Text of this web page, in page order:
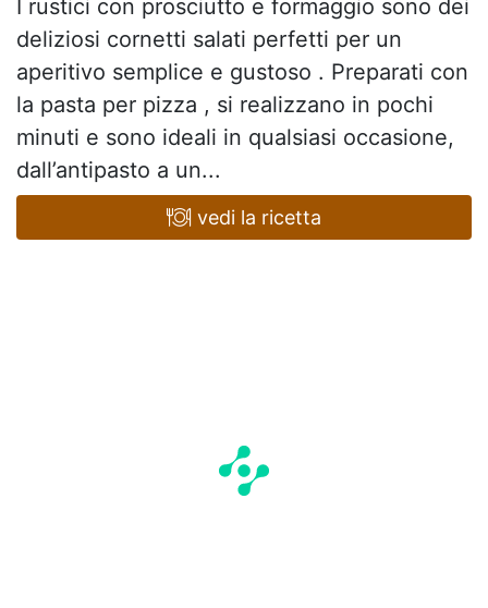
I rustici con prosciutto e formaggio sono dei
deliziosi cornetti salati perfetti per un
aperitivo semplice e gustoso . Preparati con
la pasta per pizza , si realizzano in pochi
minuti e sono ideali in qualsiasi occasione,
dall’antipasto a un...
vedi la ricetta